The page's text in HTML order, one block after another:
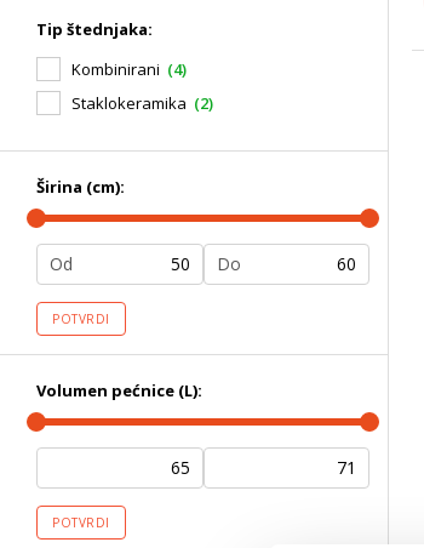
Tip štednjaka:
Kombinirani (4)
Staklokeramika (2)
Širina (cm):
Od Do
POTVRDI
Volumen pećnice (L):
POTVRDI